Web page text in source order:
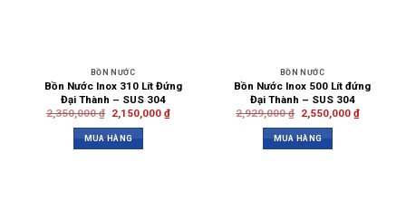
BỒN NƯỚC
Bồn Nước Inox 310 Lít Đứng
Đại Thành – SUS 304
2,350,000₫ 2,150,000 ₫
MUA HÀNG
BỒN NƯỚC
Bồn Nước Inox 500 Lít đứng
Đại Thành – SUS 304
2,929,000₫ 2,550,000 ₫
MUA HÀNG